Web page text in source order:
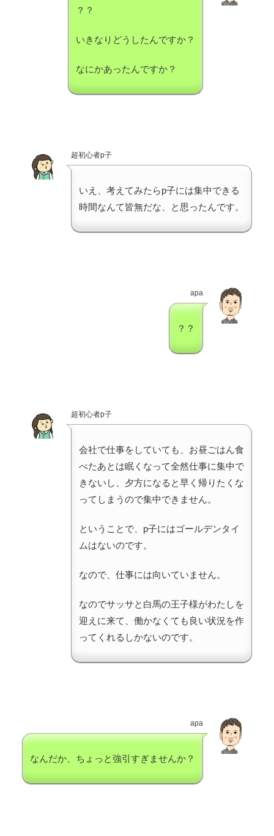
？？
いきなりどうしたんですか？
なにかあったんですか？
超初心者p子
いえ、考えてみたらp子には集中できる
時間なんて皆無だな、と思ったんです。
apa
？？
超初心者p子
会社で仕事をしていても、お昼ごはん食
べたあとは眠くなって全然仕事に集中で
きないし、夕方になると早く帰りたくな
ってしまうので集中できません。
ということで、p子にはゴールデンタイ
ムはないのです。
なので、仕事には向いていません。
なのでサッサと白馬の王子様がわたしを
迎えに来て、働かなくても良い状況を作
ってくれるしかないのです。
apa
なんだか、ちょっと強引すぎませんか？